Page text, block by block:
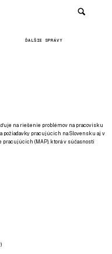
ĎALŠIE SPRÁVY
na riešenie problémov na pracovisku
požiadavky pracujúcich na Slovensku aj v
pracujúcich (MAP), ktorá v súčasnosti